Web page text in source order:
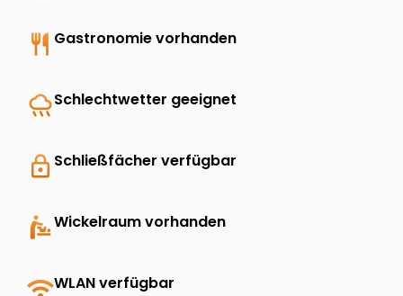
restaurant Gastronomie vorhanden
rainySchlechtwetter geeignet
lock Schließfächer verfügbar
baby_changing_stationWickelraum vorhanden
wifiWLAN verfügbar